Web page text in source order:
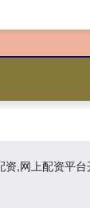
,网上配资平